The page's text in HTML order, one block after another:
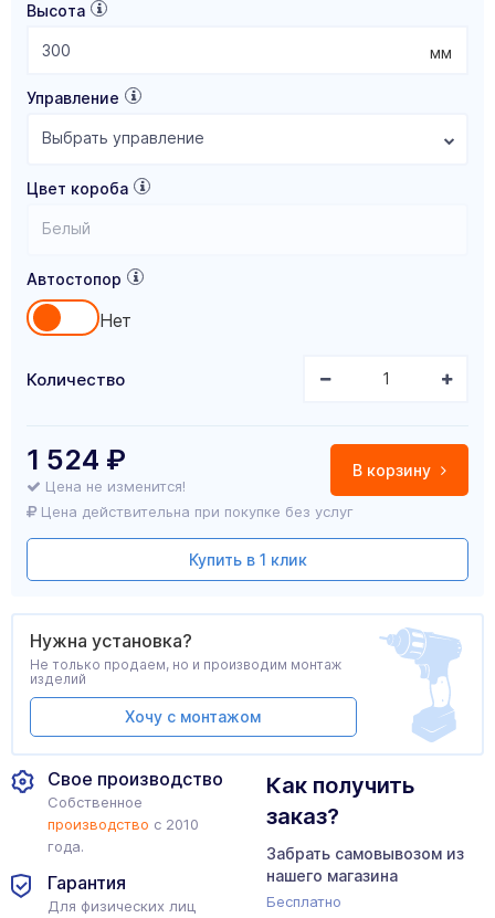
Высота
мм
Управление
Выбрать управление
Цвет короба
Белый
Автостопор
Нет
Количество
В корзину
1 524 ₽
Цена не изменится!
Цена действительна при покупке без услуг
Купить в 1 клик
Свое производство
Собственное
производство с 2010
года.
Гарантия
Для физических лиц
Как получить
заказ?
Забрать самовывозом из
нашего магазина
Бесплатно
Нужна установка?
Не только продаем, но и производим монтаж
изделий
Хочу с монтажом